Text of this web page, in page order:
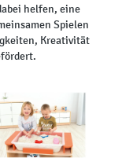
helfen, eine
Spielen
Kreativität